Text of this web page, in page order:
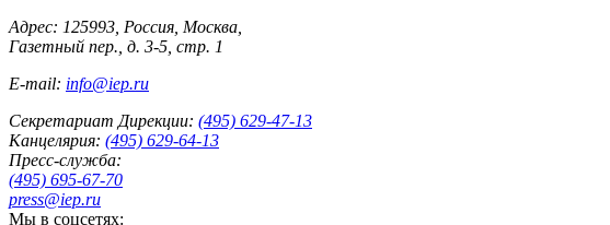
Адрес: 125993, Россия, Москва,
Газетный пер., д. 3-5, стр. 1
E-mail: info@iep.ru
Секретариат Дирекции: (495) 629-47-13
Канцелярия: (495) 629-64-13
Пресс-служба:
(495) 695-67-70
press@iep.ru
Мы в соцсетях: